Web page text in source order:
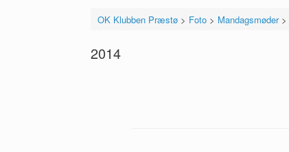
OK Klubben Præstø> Foto> Mandagsmøder>
2014